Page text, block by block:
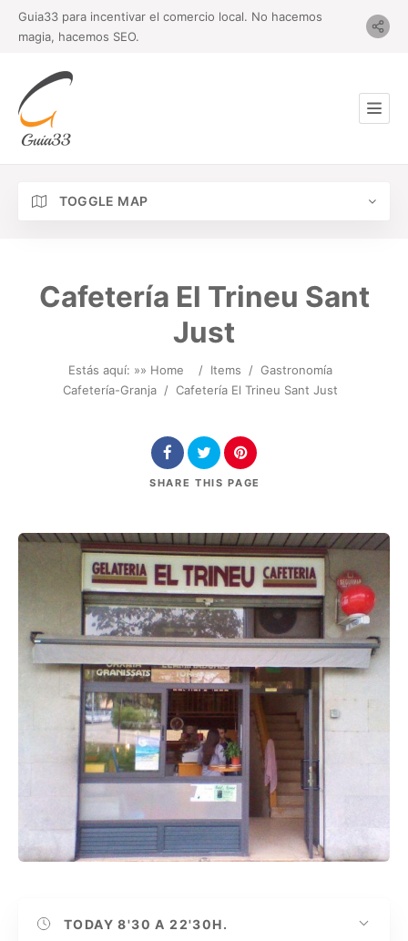
Guia33 para incentivar el comercio local. No hacemos
magia, hacemos SEO.
TOGGLE MAP
Cafetería El Trineu Sant
Just
Estás aquí: »» Home / Items / Gastronomía
Cafetería-Granja / Cafetería El Trineu Sant Just
SHARE THIS PAGE
TODAY8'30 A 22'30H.